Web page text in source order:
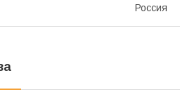
Россия